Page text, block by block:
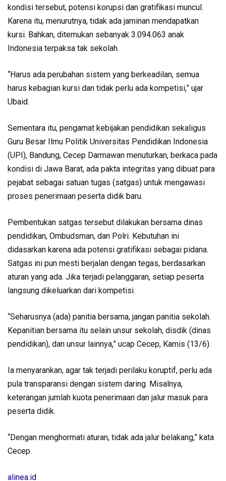
kondisi tersebut, potensi korupsi dan gratifikasi muncul.
Karena itu, menurutnya, tidak ada jaminan mendapatkan
kursi. Bahkan, ditemukan sebanyak 3.094.063 anak
Indonesia terpaksa tak sekolah.
“Harus ada perubahan sistem yang berkeadilan, semua
harus kebagian kursi dan tidak perlu ada kompetisi,” ujar
Ubaid.
Sementara itu, pengamat kebijakan pendidikan sekaligus
Guru Besar Ilmu Politik Universitas Pendidikan Indonesia
(UPI), Bandung, Cecep Darmawan menuturkan, berkaca pada
kondisi di Jawa Barat, ada pakta integritas yang dibuat para
pejabat sebagai satuan tugas (satgas) untuk mengawasi
proses penerimaan peserta didik baru.
Pembentukan satgas tersebut dilakukan bersama dinas
pendidikan, Ombudsman, dan Polri. Kebutuhan ini
didasarkan karena ada potensi gratifikasi sebagai pidana.
Satgas ini pun mesti berjalan dengan tegas, berdasarkan
aturan yang ada. Jika terjadi pelanggaran, setiap peserta
langsung dikeluarkan dari kompetisi.
“Seharusnya (ada) panitia bersama, jangan panitia sekolah.
Kepanitian bersama itu selain unsur sekolah, disdik (dinas
pendidikan), dan unsur lainnya,” ucap Cecep, Kamis (13/6).
Ia menyarankan, agar tak terjadi perilaku koruptif, perlu ada
pula transparansi dengan sistem daring. Misalnya,
keterangan jumlah kuota penerimaan dan jalur masuk para
peserta didik.
“Dengan menghormati aturan, tidak ada jalur belakang,” kata
Cecep.
alinea.id